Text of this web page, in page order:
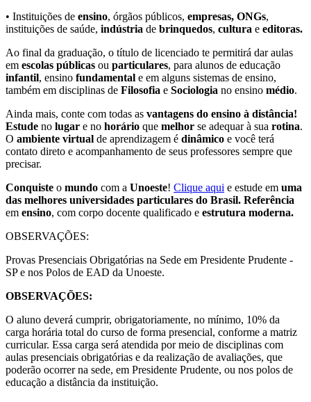
• Instituições de ensino, órgãos públicos, empresas, ONGs,
instituições de saúde, indústria de brinquedos, cultura e editoras.
Ao final da graduação, o título de licenciado te permitirá dar aulas
em escolas públicas ou particulares, para alunos de educação
infantil, ensino fundamental e em alguns sistemas de ensino,
também em disciplinas de Filosofia e Sociologia no ensino médio.
Ainda mais, conte com todas as vantagens do ensino à distância!
Estude no lugar e no horário que melhor se adequar à sua rotina.
O ambiente virtual de aprendizagem é dinâmico e você terá
contato direto e acompanhamento de seus professores sempre que
precisar.
Conquiste o mundo com a Unoeste! Clique aqui e estude em uma
das melhores universidades particulares do Brasil. Referência
em ensino, com corpo docente qualificado e estrutura moderna.
OBSERVAÇÕES:
Provas Presenciais Obrigatórias na Sede em Presidente Prudente -
SP e nos Polos de EAD da Unoeste.
OBSERVAÇÕES:
O aluno deverá cumprir, obrigatoriamente, no mínimo, 10% da
carga horária total do curso de forma presencial, conforme a matriz
curricular. Essa carga será atendida por meio de disciplinas com
aulas presenciais obrigatórias e da realização de avaliações, que
poderão ocorrer na sede, em Presidente Prudente, ou nos polos de
educação a distância da instituição.